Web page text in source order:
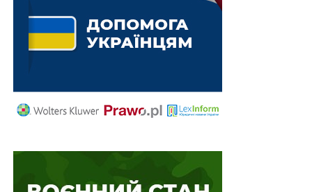
На рівні ЦК України законодавець не передбачив
такої конструкції як визнання права власності на
об’єкт, який належить на праві спільної часткової
правового режиму спільної часткової власності для
інших співвласників.
Визнання права власності як приватно-правова
категорія покликана забезпечити визначеність в
приватних відносинах, захист прав та інтересів. Однак,